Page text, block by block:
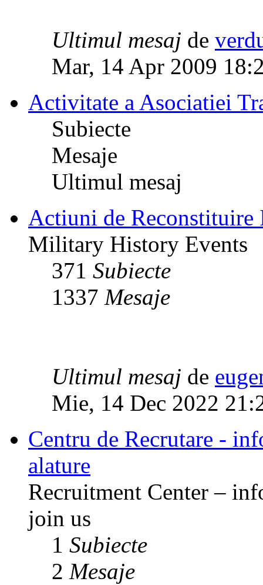
Ultimul mesaj de
Mar, 14 Apr 2009
Activitate a Asociatiei
Subiecte
Mesaje
Ultimul mesaj
Actiuni de
Military History Events
371 Subiecte
1337 Mesaje
Ultimul mesaj de
Mie, 14 Dec 2022
Centru de Recrutare -
alature
Recruitment Center –
join us
1 Subiecte
2 Mesaje